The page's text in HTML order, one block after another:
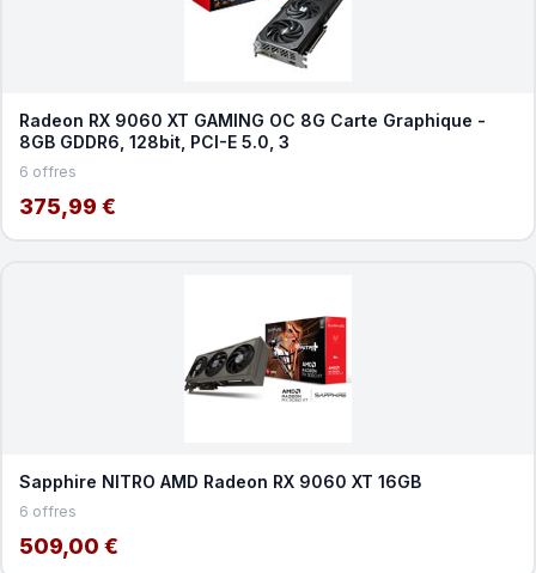
Radeon RX 9060 XT GAMING OC 8G Carte Graphique -
8GB GDDR6, 128bit, PCI-E 5.0, 3
6 offres
375,99 €
Sapphire NITRO AMD Radeon RX 9060 XT 16GB
6 offres
509,00 €